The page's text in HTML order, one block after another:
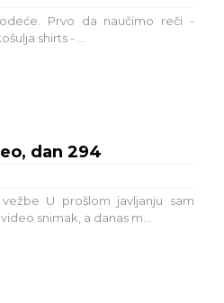
Prvo da naučimo reči -
shirts - ...
dan 294
U prošlom javljanju sam
snimak, a danas m...